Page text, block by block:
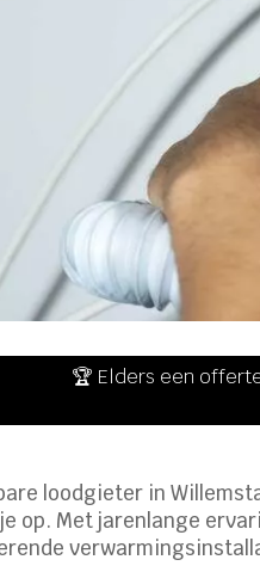
🏆 Elders een
loodgieter in
op. Met jarenlange